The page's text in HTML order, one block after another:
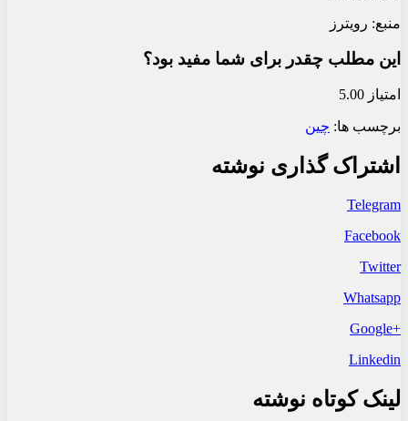
منبع: رویترز
این مطلب چقدر برای شما مفید بود؟
امتیاز 5.00
برچسب ها: چین
اشتراک گذاری نوشته
Telegram
Facebook
Twitter
Whatsapp
+Google
Linkedin
لینک کوتاه نوشته